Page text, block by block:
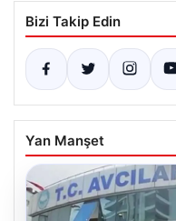
Bizi Takip Edin
Yan Manşet